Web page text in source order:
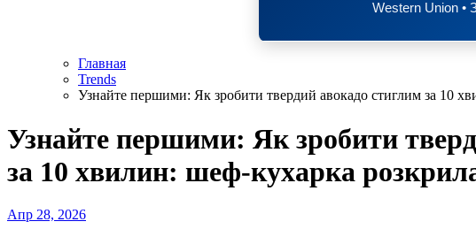
Western Union •
Главная
Trends
Узнайте першими: Як зробити твердий авокадо стиглим за 10
Узнайте першими: Як зробити
за 10 хвилин: шеф-кухарка
Апр 28, 2026